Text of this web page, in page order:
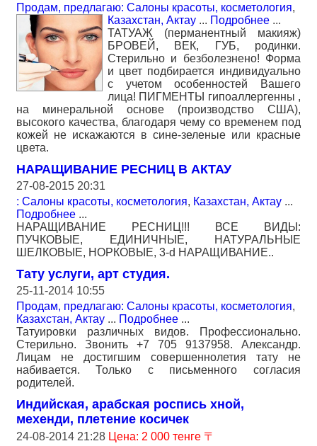
Продам, предлагаю: Салоны красоты, косметология,
Казахстан, Актау ... Подробнее ...
ТАТУАЖ (перманентный макияж)
БРОВЕЙ, ВЕК, ГУБ, родинки.
Стерильно и безболезнено! Форма
и цвет подбирается индивидуально
с учетом особенностей Вашего
лица! ПИГМЕНТЫ гипоаллергенны ,
на минеральной основе (производство США),
высокого качества, благодаря чему со временем под
кожей не искажаются в сине-зеленые или красные
цвета.
НАРАЩИВАНИЕ РЕСНИЦ В АКТАУ
27-08-2015 20:31
: Салоны красоты, косметология, Казахстан, Актау ...
Подробнее ...
НАРАЩИВАНИЕ РЕСНИЦ!!! ВСЕ ВИДЫ:
ПУЧКОВЫЕ, ЕДИНИЧНЫЕ, НАТУРАЛЬНЫЕ
ШЕЛКОВЫЕ, НОРКОВЫЕ, 3-d НАРАЩИВАНИЕ..
Тату услуги, арт студия.
25-11-2014 10:55
Продам, предлагаю: Салоны красоты, косметология,
Казахстан, Актау ... Подробнее ...
Татуировки различных видов. Профессионально.
Стерильно. Звонить +7 705 9137958. Александр.
Лицам не достигшим совершеннолетия тату не
набивается. Только с письменного согласия
родителей.
Индийская, арабская роспись хной,
мехенди, плетение косичек
24-08-2014 21:28 Цена: 2 000 тенге 〒